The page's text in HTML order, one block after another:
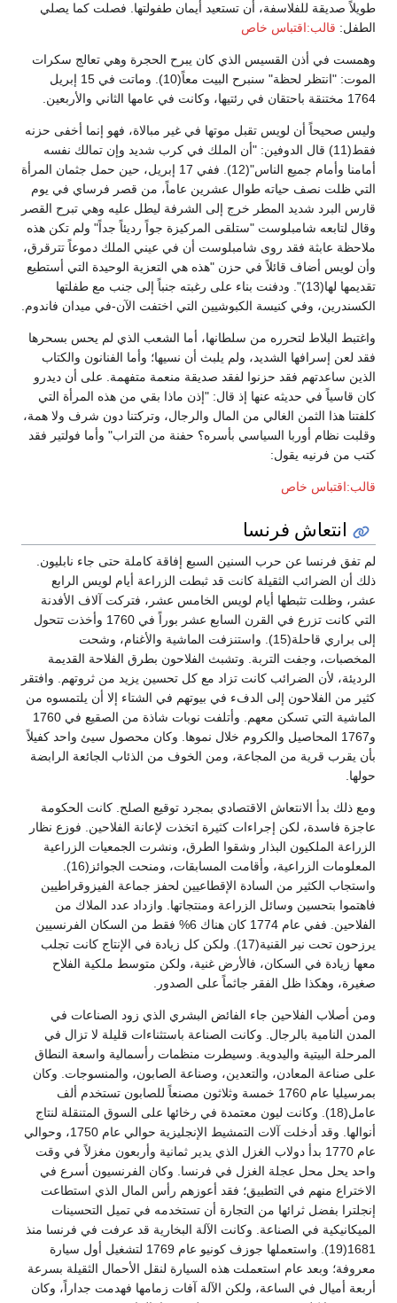
طويلاً صديقة للفلاسفة، أن تستعيد أيمان طفولتها. فصلت كما يصلي
الطفل: قالب:اقتباس خاص
وهمست في أذن القسيس الذي كان يبرح الحجرة وهي تعالج سكرات
الموت: "انتظر لحظة" سنبرح البيت معاً(10). وماتت في 15 إبريل
1764 مختنقة باحتقان في رئتيها، وكانت في عامها الثاني والأربعين.
وليس صحيحاً أن لويس تقبل موتها في غير مبالاة، فهو إنما أخفى حزنه
فقط(11) قال الدوفين: "أن الملك في كرب شديد وإن تمالك نفسه
أمامنا وأمام جميع الناس"(12). ففي 17 إبريل، حين حمل جثمان المرأة
التي ظلت نصف حياته طوال عشرين عاماً، من قصر فرساي في يوم
قارس البرد شديد المطر خرج إلى الشرفة ليطل عليه وهي تبرح القصر
وقال لتابعه شامبلوست "ستلقى المركيزة جواً رديئاً جداً" ولم تكن هذه
ملاحظة عابثة فقد روى شامبلوست أن في عيني الملك دموعاً تترقرق،
وأن لويس أضاف قائلاً في حزن "هذه هي التعزية الوحيدة التي أستطيع
تقديمها لها(13)". ودفنت بناء على رغبته جنباً إلى جنب مع طفلتها
الكسندرين، وفي كنيسة الكبوشيين التي اختفت الآن-في ميدان فاندوم.
واغتبط البلاط لتحرره من سلطانها، أما الشعب الذي لم يحس بسحرها
فقد لعن إسرافها الشديد، ولم يلبث أن نسيها؛ وأما الفنانون والكتاب
الذين ساعدتهم فقد حزنوا لفقد صديقة منعمة متفهمة. على أن ديدرو
كان قاسياً في حديثه عنها إذ قال: "إذن ماذا بقي من هذه المرأة التي
كلفتنا هذا الثمن الغالي من المال والرجال، وتركتنا دون شرف ولا همة،
وقلبت نظام أوربا السياسي بأسره؟ حفنة من التراب" وأما فولتير فقد
كتب من فرنيه يقول:
قالب:اقتباس خاص
انتعاش فرنسا
لم تفق فرنسا عن حرب السنين السبع إفاقة كاملة حتى جاء نابليون.
ذلك أن الضرائب الثقيلة كانت قد ثبطت الزراعة أيام لويس الرابع
عشر، وظلت تثبطها أيام لويس الخامس عشر، فتركت آلاف الأفدنة
التي كانت تزرع في القرن السابع عشر بوراً في 1760 وأخذت تتحول
إلى براري قاحلة(15). واستنزفت الماشية والأغنام، وشحت
المخصبات، وجفت التربة. وتشبث الفلاحون بطرق الفلاحة القديمة
الرديئة، لأن الضرائب كانت تزاد مع كل تحسين يزيد من ثروتهم. وافتقر
كثير من الفلاحون إلى الدفء في بيوتهم في الشتاء إلا أن يلتمسوه من
الماشية التي تسكن معهم. وأتلفت نوبات شاذة من الصقيع في 1760
و1767 المحاصيل والكروم خلال نموها. وكان محصول سيئ واحد كفيلاً
بأن يقرب قرية من المجاعة، ومن الخوف من الذئاب الجائعة الرابضة
حولها.
ومع ذلك بدأ الانتعاش الاقتصادي بمجرد توقيع الصلح. كانت الحكومة
عاجزة فاسدة، لكن إجراءات كثيرة اتخذت لإعانة الفلاحين. فوزع نظار
الزراعة الملكيون البذار وشقوا الطرق، ونشرت الجمعيات الزراعية
المعلومات الزراعية، وأقامت المسابقات، ومنحت الجوائز(16).
واستجاب الكثير من السادة الإقطاعيين لحفز جماعة الفيزوقراطيين
فاهتموا بتحسين وسائل الزراعة ومنتجاتها. وازداد عدد الملاك من
الفلاحين. ففي عام 1774 كان هناك 6% فقط من السكان الفرنسيين
يرزحون تحت نير القنية(17). ولكن كل زيادة في الإنتاج كانت تجلب
معها زيادة في السكان، فالأرض غنية، ولكن متوسط ملكية الفلاح
صغيرة، وهكذا ظل الفقر جاثماً على الصدور.
ومن أصلاب الفلاحين جاء الفائض البشري الذي زود الصناعات في
المدن النامية بالرجال. وكانت الصناعة باستثناءات قليلة لا تزال في
المرحلة البيتية واليدوية. وسيطرت منظمات رأسمالية واسعة النطاق
على صناعة المعادن، والتعدين، وصناعة الصابون، والمنسوجات. وكان
بمرسيليا عام 1760 خمسة وثلاثون مصنعاً للصابون تستخدم ألف
عامل(18). وكانت ليون معتمدة في رخائها على السوق المتنقلة لنتاج
أنوالها. وقد أدخلت آلات التمشيط الإنجليزية حوالي عام 1750، وحوالي
عام 1770 بدأ دولاب الغزل الذي يدير ثمانية وأربعون مغزلاً في وقت
واحد يحل محل عجلة الغزل في فرنسا. وكان الفرنسيون أسرع في
الاختراع منهم في التطبيق؛ فقد أعوزهم رأس المال الذي استطاعت
إنجلترا بفضل ثرائها من التجارة أن تستخدمه في تميل التحسينات
الميكانيكية في الصناعة. وكانت الآلة البخارية قد عرفت في فرنسا منذ
1681(19). واستعملها جوزف كونيو عام 1769 لتشغيل أول سيارة
معروفة؛ وبعد عام استعملت هذه السيارة لنقل الأحمال الثقيلة بسرعة
أربعة أميال في الساعة، ولكن الآلة آفات زمامها فهدمت جداراً، وكان